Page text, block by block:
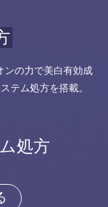
ンの力で美白有効成
テム処方を搭載。
処方